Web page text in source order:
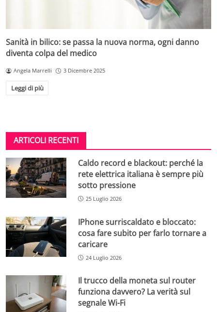
Sanità in bilico: se passa la nuova norma, ogni danno
diventa colpa del medico
Angela Marrelli 3 Dicembre 2025
Leggi di più
ARTICOLI RECENTI
Caldo record e blackout: perché la
rete elettrica italiana è sempre più
sotto pressione
25 Luglio 2026
IPhone surriscaldato e bloccato:
cosa fare subito per farlo tornare a
caricare
24 Luglio 2026
Il trucco della moneta sul router
funziona davvero? La verità sul
segnale Wi-Fi